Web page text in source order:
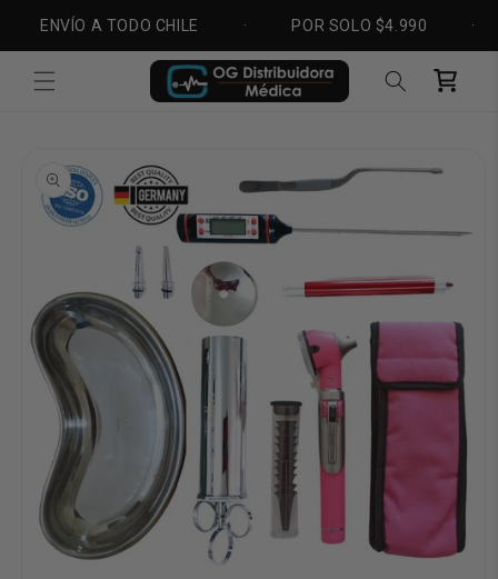
directamente
A TODO CHILE · POR SOLO $4.990 ·
Carrito
información
del producto